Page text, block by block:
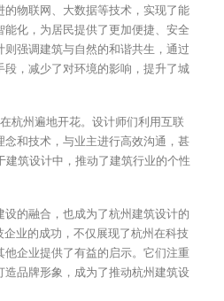
物联网、大数据等技术，实现了能
化，为居民提供了更加便捷、安全
强调建筑与自然的和谐共生，通过
，减少了对环境的影响，提升了城
杭州遍地开花。设计师们利用互联
和技术，与业主进行高效沟通，甚
建筑设计中，推动了建筑行业的个性
的融合，也成为了杭州建筑设计的
企业的成功，不仅展现了杭州在科技
企业提供了有益的启示。它们注重
品牌形象，成为了推动杭州建筑设